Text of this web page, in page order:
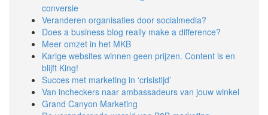
conversie
Veranderen organisaties door socialmedia?
Does a business blog really make a difference?
Meer omzet in het MKB
Karige websites winnen geen prijzen. Content is en
blijft King!
Succes met marketing in ‘crisistijd’
Van incheckers naar ambassadeurs van jouw winkel
Grand Canyon Marketing